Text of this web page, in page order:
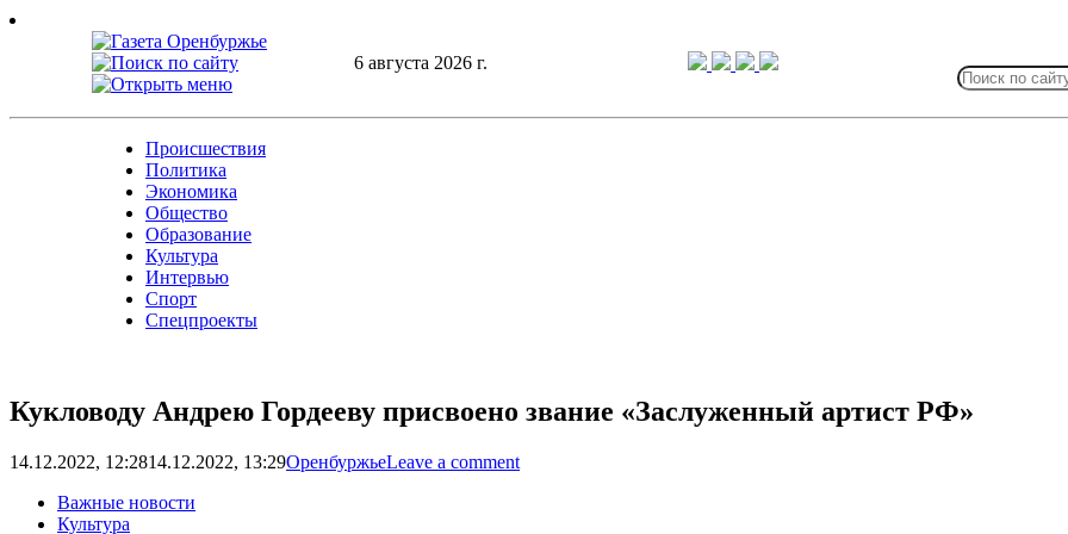
Skip
6 августа 2026 г.
for:
Происшествия
Политика
Экономика
Общество
Образование
Культура
Интервью
Спорт
Спецпроекты
Кукловоду Андрею Гордееву присвоено звание «Заслуженный артист РФ»
14.12.2022, 12:2814.12.2022, 13:29ОренбуржьеLeave a comment
Важные новости
Культура